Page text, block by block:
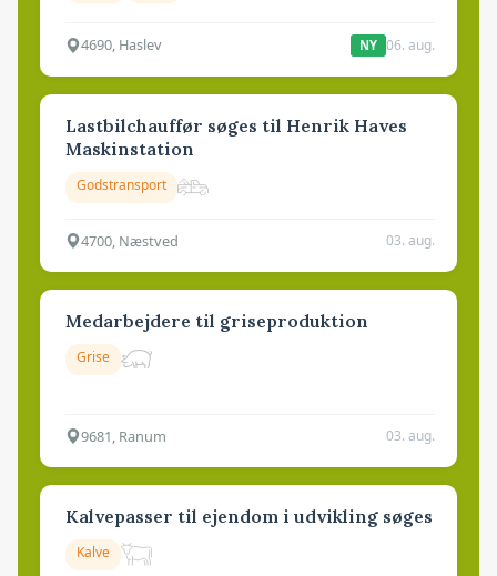
4690, Haslev NY 06. aug.
Lastbilchauffør søges til Henrik Haves
Maskinstation
Godstransport
4700, Næstved 03. aug.
Medarbejdere til griseproduktion
Grise
9681, Ranum 03. aug.
Kalvepasser til ejendom i udvikling søges
Kalve